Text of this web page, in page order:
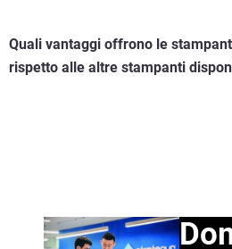
Quali vantaggi offrono le
rispetto alle altre stampanti